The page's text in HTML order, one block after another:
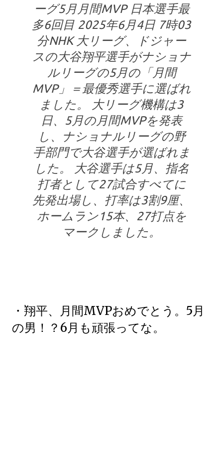
ーグ5月月間MVP 日本選手最
多6回目 2025年6月4日 7時03
分NHK 大リーグ、ドジャー
スの大谷翔平選手がナショナ
ルリーグの5月の「月間
MVP」＝最優秀選手に選ばれ
ました。 大リーグ機構は3
日、5月の月間MVPを発表
し、ナショナルリーグの野
手部門で大谷選手が選ばれま
した。 大谷選手は5月、指名
打者として27試合すべてに
先発出場し、打率は3割9厘、
ホームラン15本、27打点を
マークしました。
・翔平、月間MVPおめでとう。5月
の男！？6月も頑張ってな。